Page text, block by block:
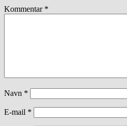
Kommentar *
Navn *
E-mail *